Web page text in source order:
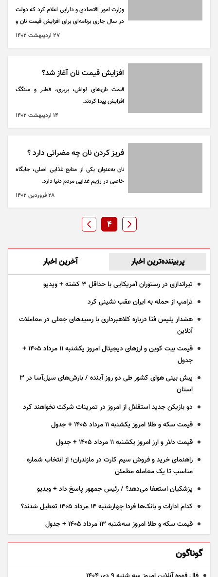
وزارت امور اقتصادی و دارایی اعلام کرد که دولت
در سال جاری برنامه‌ای برای افزایش قیمت نان و
۲۷ ارديبهشت ۱۴۰۲
افزایش قیمت نان آغاز شد؟
قیمت نان‌های لواش، بربری، فطیر و سنگگ
افزایش پیدا کردند.
۱۴ ارديبهشت ۱۴۰۲
فریز کردن نان چه مضراتی دارد ؟
نان به‌عنوان یکی از منابع غذایی اصلی، جایگاه
خاصی در رژیم غذایی مردم دنیا دارد.
۲۸ فروردين ۱۴۰۲
4
پربیننده‌ترین اخبار آخرین اخبار
تیراندازی در رستوران آمریکایی با حداقل ۳ کشته + ویدیو
ترامپ از حمله به ایران عقب نشینی کرد
هشدار پلیس فتا درباره کلاهبرداری با رسید‌های جعلی در معاملات
آنلاین
قیمت بیت کوین و ارز‌های دیجیتال امروز یکشنبه ۱۱ مرداد ۱۴۰۵ +
جدول
پیش بینی هوای کشور طی دو روز آینده / بارش‌های سیل‌آسا در ۳
استان
دو بازیکن جدید استقلال از امروز در تمرینات شرکت نخواهند کرد
قیمت سکه و طلا امروز یکشنبه ۱۱ مرداد ۱۴۰۵ + جدول
قیمت دلار و ارز امروز یکشنبه ۱۱ مرداد ۱۴۰۵ + جدول
راهنمای خرید و فروش سیم کارت در مازندران؛ از انتخاب شماره
مناسب تا یک معامله مطمئن
پزشکیان استعفا می‌دهد؟ / رئیس جمهور پاسخ داد + ویدیو
کدام ادارات و بانک‌ها فردا چهارشنبه ۱۴ مرداد ۱۴۰۵ تعطیل شدند؟
قیمت سکه و طلا امروز سه‌شنبه ۱۳ مرداد ۱۴۰۵ + جدول
گوناگون